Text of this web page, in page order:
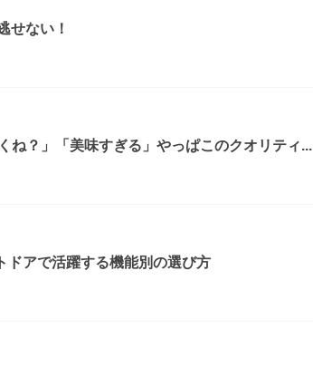
せない！
？」「美味すぎる」やっぱこのクオリティ...
ドアで活躍する機能別の選び方